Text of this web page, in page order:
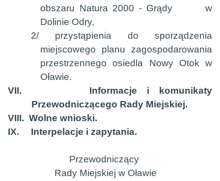
obszaru Natura 2000 - Grądy
w
Dolinie Odry,
2/ przystąpienia do sporządzenia
miejscowego planu zagospodarowania
przestrzennego osiedla Nowy Otok w
Oławie.
VII.
Informacje i komunikaty
Przewodniczącego Rady Miejskiej.
VIII. Wolne wnioski.
IX.
Interpelacje i zapytania.
Przewodniczący
Rady Miejskiej w Oławie